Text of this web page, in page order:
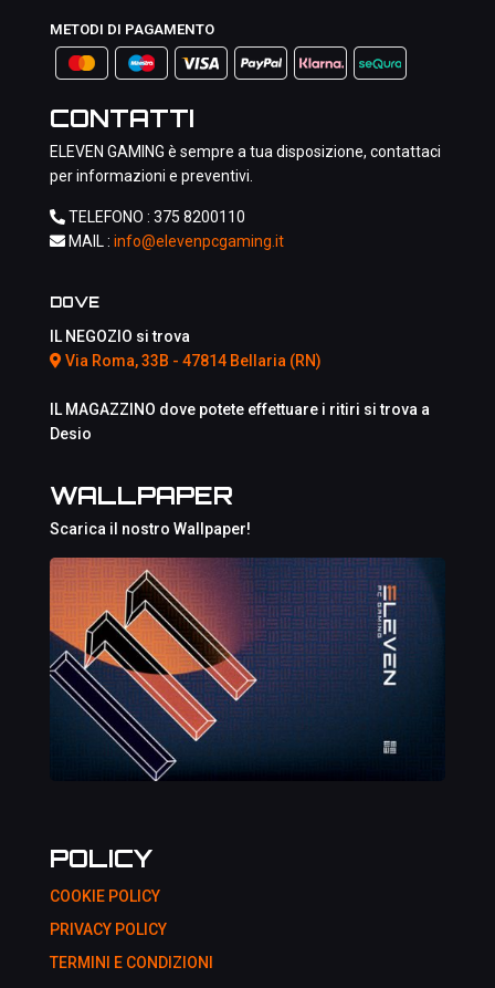
METODI DI PAGAMENTO
CONTATTI
ELEVEN GAMING è sempre a tua disposizione, contattaci
per informazioni e preventivi.
TELEFONO : 375 8200110
MAIL : info@elevenpcgaming.it
DOVE
IL NEGOZIO si trova
Via Roma, 33B - 47814 Bellaria (RN)
IL MAGAZZINO dove potete effettuare i ritiri si trova a
Desio
WALLPAPER
Scarica il nostro Wallpaper!
POLICY
COOKIE POLICY
PRIVACY POLICY
TERMINI E CONDIZIONI